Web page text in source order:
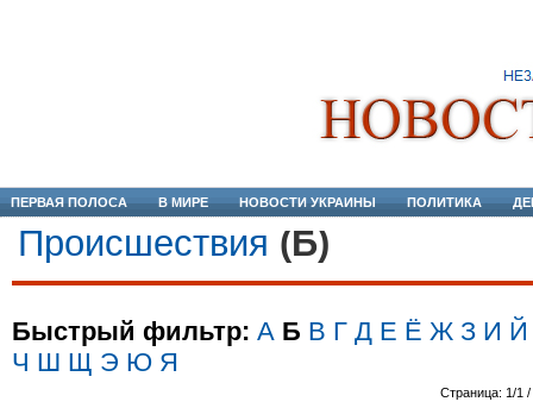
ПЕРВАЯ ПОЛОСА В МИРЕ НОВОСТИ УКРАИНЫ ПОЛИТИКА
Происшествия (Б)
Быстрый фильтр: А Б В Г Д Е Ё Ж З И Й
Ч Ш Щ Э Ю Я
Страница: 1/1 /